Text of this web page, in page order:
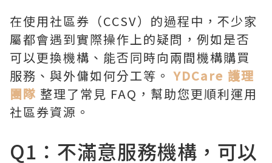
在使用社區券（CCSV）的過程中，不少家
屬都會遇到實際操作上的疑問，例如是否
可以更換機構、能否同時向兩間機構購買
服務、與外傭如何分工等。 YDCare 護理
團隊 整理了常見 FAQ，幫助您更順利運用
社區券資源。
Q1：不滿意服務機構，可以